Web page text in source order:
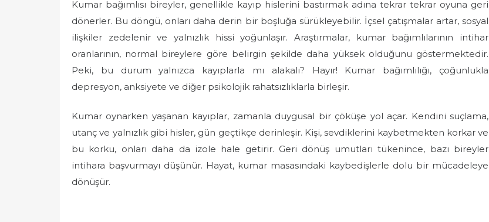
Kumar bağımlısı bireyler, genellikle kayıp hislerini bastırmak adına tekrar tekrar oyuna geri
dönerler. Bu döngü, onları daha derin bir boşluğa sürükleyebilir. İçsel çatışmalar artar, sosyal
ilişkiler zedelenir ve yalnızlık hissi yoğunlaşır. Araştırmalar, kumar bağımlılarının intihar
oranlarının, normal bireylere göre belirgin şekilde daha yüksek olduğunu göstermektedir.
Peki, bu durum yalnızca kayıplarla mı alakalı? Hayır! Kumar bağımlılığı, çoğunlukla
depresyon, anksiyete ve diğer psikolojik rahatsızlıklarla birleşir.
Kumar oynarken yaşanan kayıplar, zamanla duygusal bir çöküşe yol açar. Kendini suçlama,
utanç ve yalnızlık gibi hisler, gün geçtikçe derinleşir. Kişi, sevdiklerini kaybetmekten korkar ve
bu korku, onları daha da izole hale getirir. Geri dönüş umutları tükenince, bazı bireyler
intihara başvurmayı düşünür. Hayat, kumar masasındaki kaybedişlerle dolu bir mücadeleye
dönüşür.